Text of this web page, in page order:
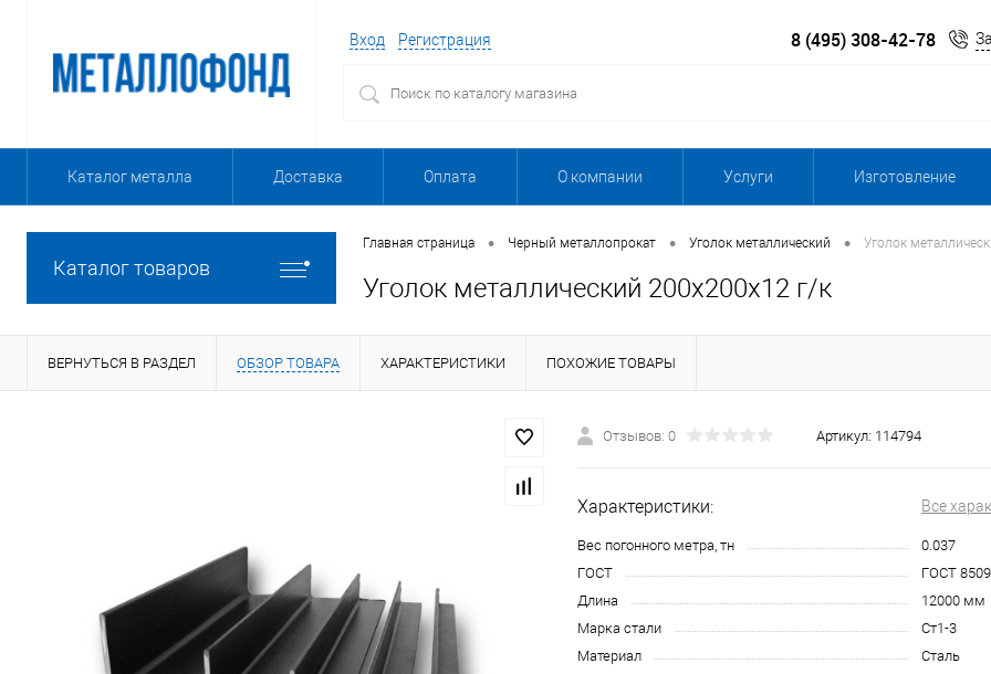
Вход Регистрация 8 (495) 308-42-78
Каталог металла Доставка Оплата О компании Услуги Изготовление
Каталог товаров
Главная страница • Черный металлопрокат • Уголок металлический • Уголок
Уголок металлический 200х200х12 г/к
ВЕРНУТЬСЯ В РАЗДЕЛ ОБЗОР ТОВАРА ХАРАКТЕРИСТИКИ ПОХОЖИЕ ТОВАРЫ
Отзывов: 0 Артикул: 114794
Характеристики: Все
Вес погонного метра, тн
0.037
ГОСТ
ГОСТ
Длина
12000 мм
Марка стали
Ст1-3
Материал
Сталь